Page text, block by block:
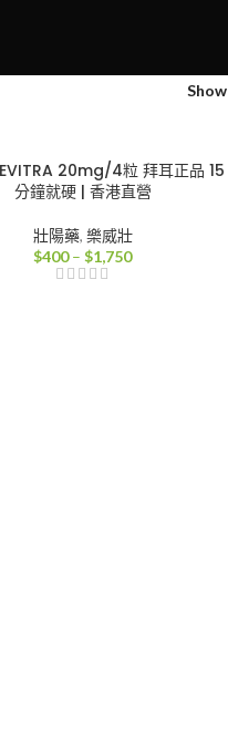
Show
20mg/4粒 拜耳正品 15
分鐘就硬 | 香港直營
壯陽藥, 樂威壯
$400 – $1,750價